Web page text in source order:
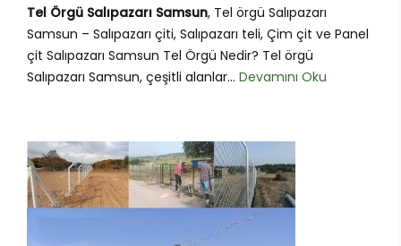
Tel Örgü Salıpazarı Samsun, Tel örgü Salıpazarı
Samsun – Salıpazarı çiti, Salıpazarı teli, Çim çit ve Panel
çit Salıpazarı Samsun Tel Örgü Nedir? Tel örgü
Salıpazarı Samsun, çeşitli alanlar... Devamını Oku